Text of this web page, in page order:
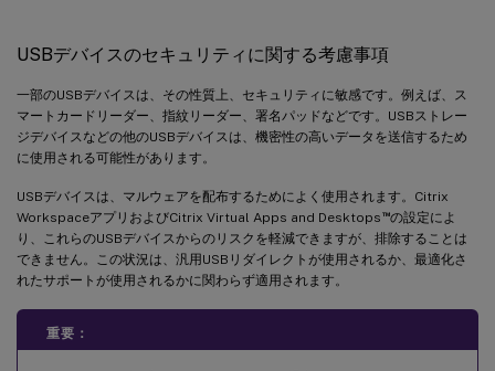
USBデバイスのセキュリティに関する考慮事項
一部のUSBデバイスは、その性質上、セキュリティに敏感です。例えば、ス
マートカードリーダー、指紋リーダー、署名パッドなどです。USBストレー
ジデバイスなどの他のUSBデバイスは、機密性の高いデータを送信するため
に使用される可能性があります。
USBデバイスは、マルウェアを配布するためによく使用されます。Citrix
WorkspaceアプリおよびCitrix Virtual Apps and Desktops ™の設定によ
り、これらのUSBデバイスからのリスクを軽減できますが、排除することは
できません。この状況は、汎用USBリダイレクトが使用されるか、最適化さ
れたサポートが使用されるかに関わらず適用されます。
重要：